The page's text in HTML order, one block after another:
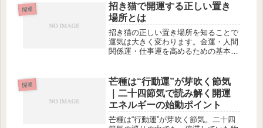
開運
招き猫で開運する正しい置き
場所とは
招き猫の正しい置き場所を知ることで
運気は大きく変わります。金運・人間
関係運・仕事運を高めるための基本ル
開運
芒種は“行動運”が芽吹く節気
｜二十四節気で読み解く開運
エネルギーの始動ポイント
芒種は“行動運”が芽吹く節気。二十四